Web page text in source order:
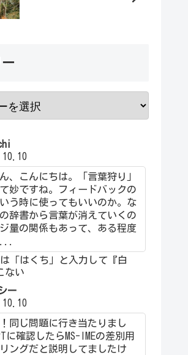
、こんにちは。「言葉狩り」
妙ですね。フィードバックの
う時に使ってもいいのか。な
辞書から言葉が消えていくの
量の関係もあって、ある程度
は「はくち」と入力して『白
ない
ー
同じ問題に行き当たりまし
に確認したらMS-IMEの差別用
ングだと説明してましたけ